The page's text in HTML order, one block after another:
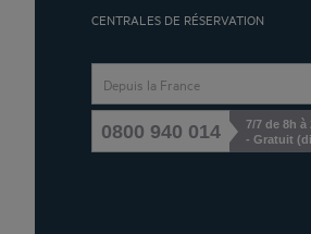
CENTRALES DE RÉSERVATION
Depuis la France
0800 940 014
7/7 de 8h à
- Gratuit